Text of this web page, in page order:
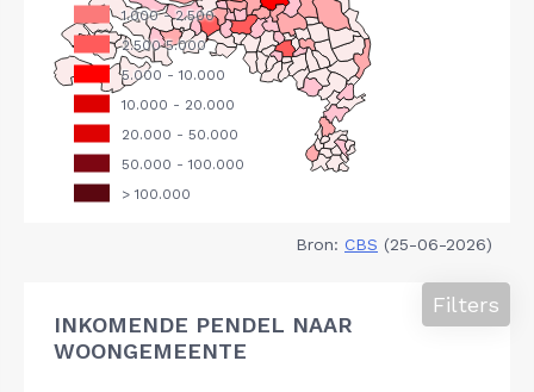
Bron: CBS (25-06-2026)
INKOMENDE PENDEL NAAR
WOONGEMEENTE
Filters